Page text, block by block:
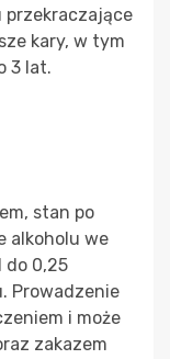
przekraczające
kary, w tym
3 lat.
stan po
alkoholu we
do 0,25
Prowadzenie
i może
zakazem